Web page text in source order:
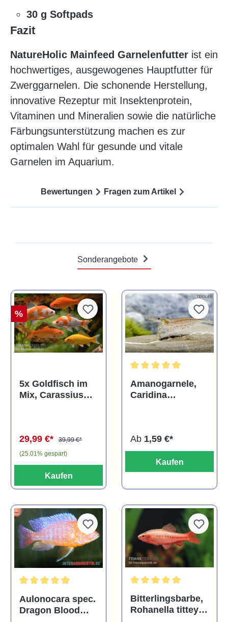
30 g Softpads
Fazit
NatureHolic Mainfeed Garnelenfutter ist ein
hochwertiges, ausgewogenes Hauptfutter für
Zwerggarnelen. Die schonende Herstellung,
innovative Rezeptur mit Insektenprotein,
Vitaminen und Mineralien sowie die natürliche
Färbungsunterstützung machen es zur
optimalen Wahl für gesunde und vitale
Garnelen im Aquarium.
Bewertungen Fragen zum Artikel
Sonderangebote
%
5x Goldfisch im
Mix, Carassius
29,99 €*
39,99 €*
(25.01% gespart)
Kaufen
Amanogarnele,
Caridina
Ab 1,59 €*
Kaufen
Durchschnittliche Bewertung von 5 von 5 Sternen
Aulonocara spec.
Dragon Blood
Bitterlingsbarbe,
Rohanella titteya,